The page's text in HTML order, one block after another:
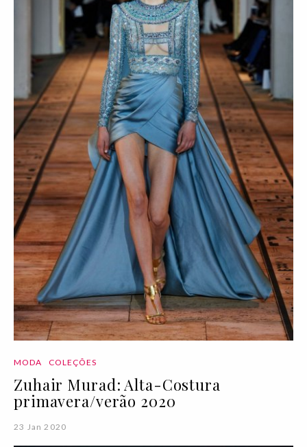
MODA COLEÇÕES
Zuhair Murad: Alta-Costura
primavera/verão 2020
23 Jan 2020